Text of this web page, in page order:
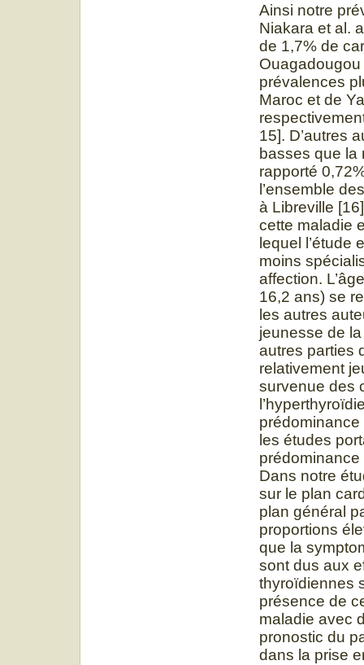
Ainsi notre
Niakara et al.
de 1,7% de
Ouagadougou
prévalences
Maroc et de
15]. D’autres
basses que la
rapporté
l’ensemble
à Libreville
cette maladie
lequel l’étude
moins
affection.
16,2 ans) se
les autres
jeunesse de
autres parties
relativement
survenue des
les études
prédominance
Dans notre
sur le plan
plan général
proportions
que la
sont dus aux
thyroïdiennes
présence de
maladie avec
pronostic du
dans la prise